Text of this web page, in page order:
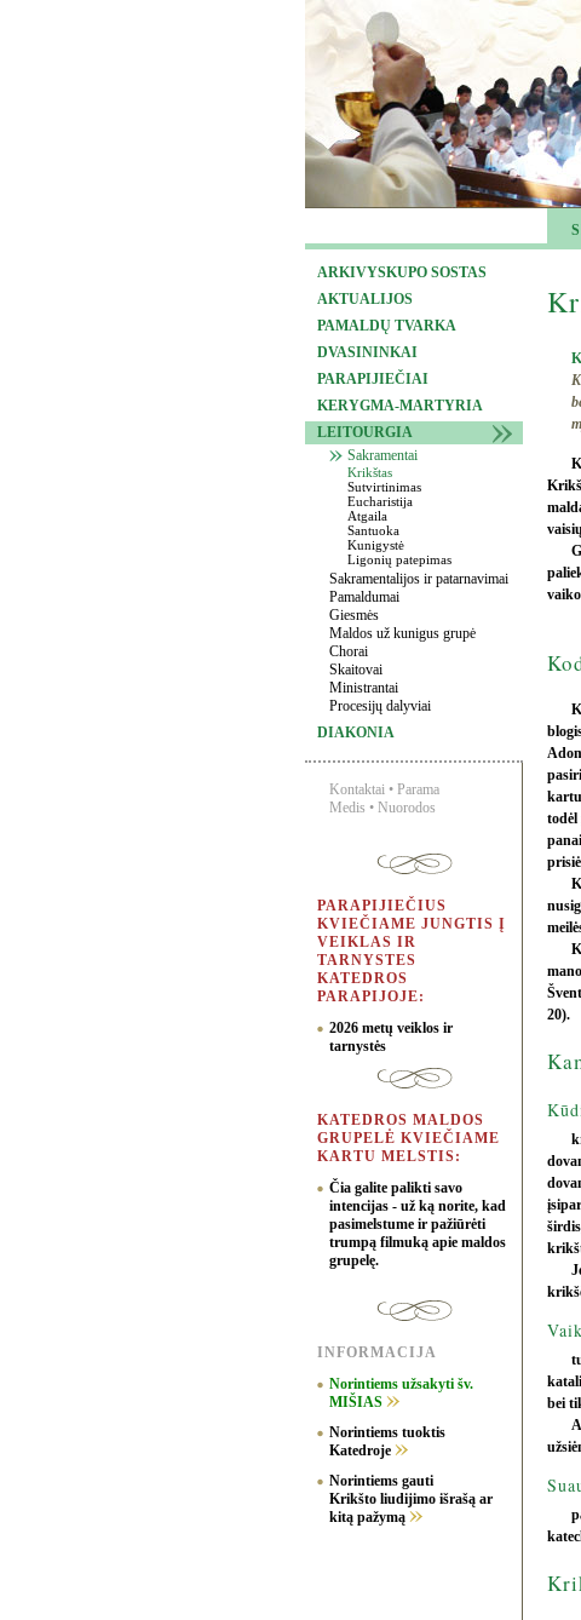
ARKIVYSKUPO SOSTAS
AKTUALIJOS
PAMALDŲ TVARKA
DVASININKAI
PARAPIJIEČIAI
KERYGMA-MARTYRIA
LEITOURGIA
Sakramentai
Krikštas
Sutvirtinimas
Eucharistija
Atgaila
Santuoka
Kunigystė
Ligonių patepimas
Sakramentalijos ir patarnavimai
Pamaldumai
Giesmės
Maldos už kunigus grupė
Chorai
Skaitovai
Ministrantai
Procesijų dalyviai
DIAKONIA
Kontaktai • Parama
Medis • Nuorodos
PARAPIJIEČIUS
KVIEČIAME JUNGTIS Į
VEIKLAS IR
TARNYSTES
KATEDROS
PARAPIJOJE:
2026 metų veiklos ir
tarnystės
KATEDROS MALDOS
GRUPELĖ KVIEČIAME
KARTU MELSTIS:
Čia galite palikti savo
intencijas - už ką norite, kad
pasimelstume ir pažiūrėti
trumpą filmuką apie maldos
grupelę.
INFORMACIJA
Norintiems užsakyti šv.
MIŠIAS
Norintiems tuoktis
Katedroje
Norintiems gauti
Krikšto liudijimo išrašą ar
kitą pažymą
20).
bei